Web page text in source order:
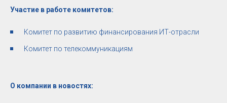
Участие в работе комитетов:
Комитет по развитию финансирования ИТ-отрасли
Комитет по телекоммуникациям
О компании в новостях: